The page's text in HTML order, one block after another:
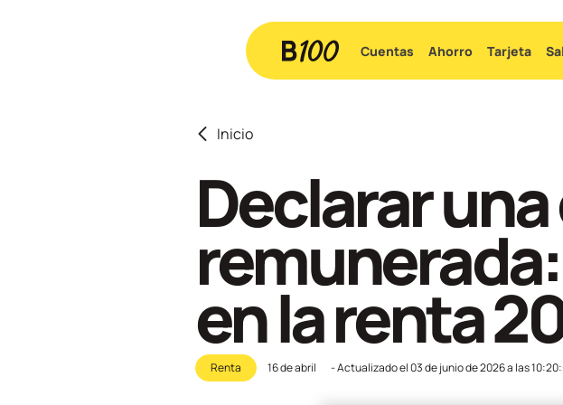
Cuentas Ahorro Tarjeta
Inicio
Declarar
en la renta
Renta 16 de abril - Actualizado el03 de junio de 2026 a las